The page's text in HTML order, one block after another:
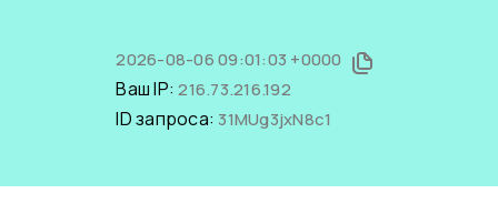
2026-08-06 09:01:03 +0000
Ваш IP:216.73.216.192
ID запроса: 31MUg3jxN8c1